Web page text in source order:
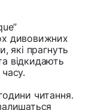
дивовижних
які прагнуть
відкидають
читання.